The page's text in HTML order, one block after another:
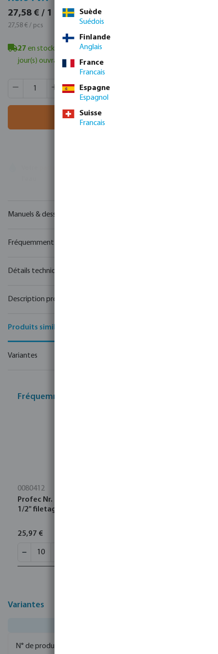
27,58 € / 1 pcs
27,58 € / pcs
33,37 € / 1 pcs
33,37 € / pcs
27 en stock à Veghel, NL- délai de livraison minimum : 1-2
jour(s) ouvrable(s)
Quantité de produit : Entrez la quantité souhaitée ou
Quantité de boîtes:
MSQ:
Ajouter au panier
Manuels & dessins
Fréquemment achetés ensemble
Détails techniques
Description produit
Produits similaires
Variantes
Fréquemment achetés ensemble
0080412
Profec Nr. 23 Raccord de tuyau acier inoxydable 316
1/2" filetage mâle 16bar 80 mm
25,97 €
Variantes
Suède
Suédois
Finlande
Anglais
France
Francais
Espagne
Espagnol
Suisse
Francais